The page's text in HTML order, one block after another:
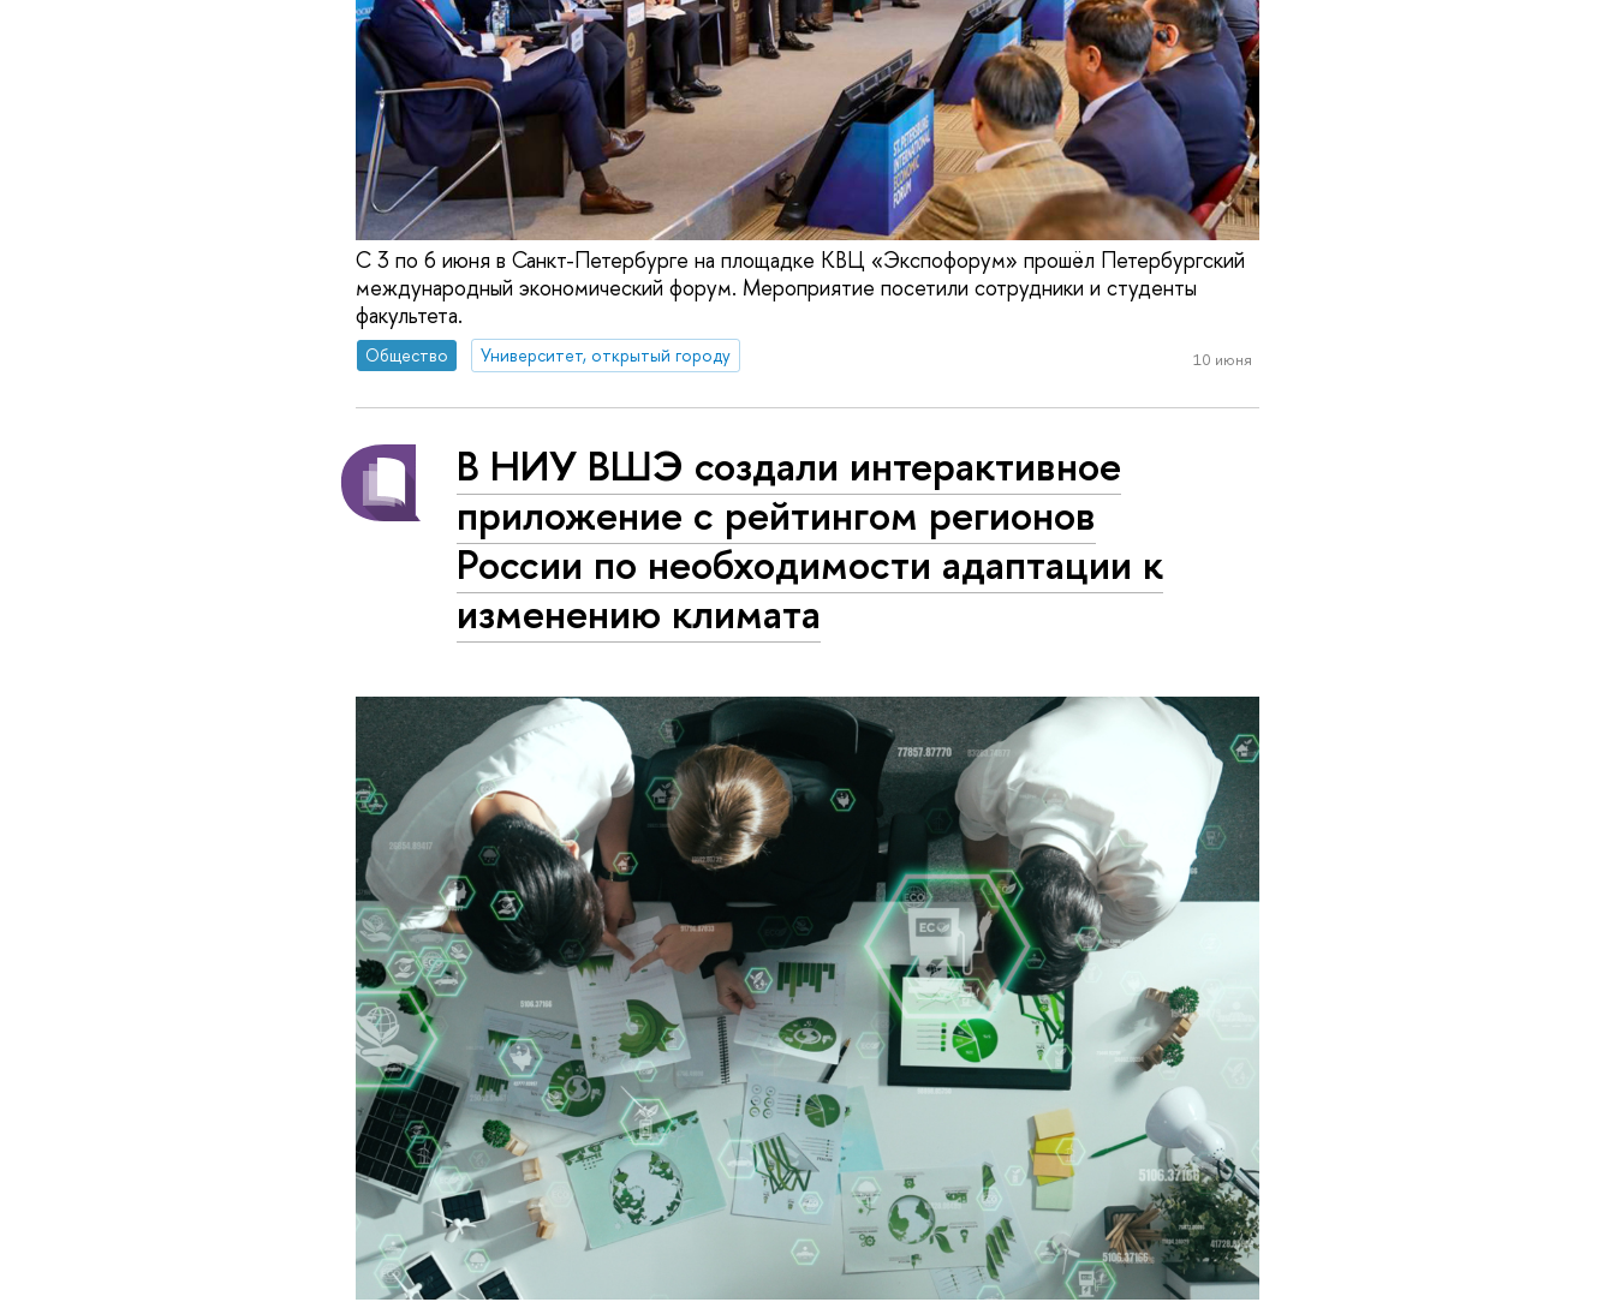
С 3 по 6 июня в Санкт-Петербурге на площадке КВЦ «Экспофорум» прошёл Петербургский
международный экономический форум. Мероприятие посетили сотрудники и студенты
факультета.
Общество Университет, открытый городу 10 июня
В НИУ ВШЭ создали интерактивное
приложение с рейтингом регионов
России по необходимости адаптации к
изменению климата